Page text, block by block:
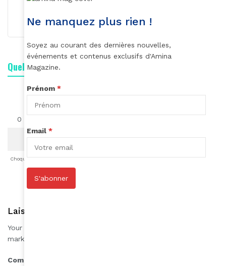
Quelle est votre réaction ?
0
Choqué Content Fâché Inspiré Like LOL Triste
Laisser une réponse
Your email address will not be published.
marked
Comment
Ne manquez plus rien !
Soyez au courant des dernières nouvelles,
événements et contenus exclusifs d'Amina
Magazine.
Prénom *
Email *
S'abonner